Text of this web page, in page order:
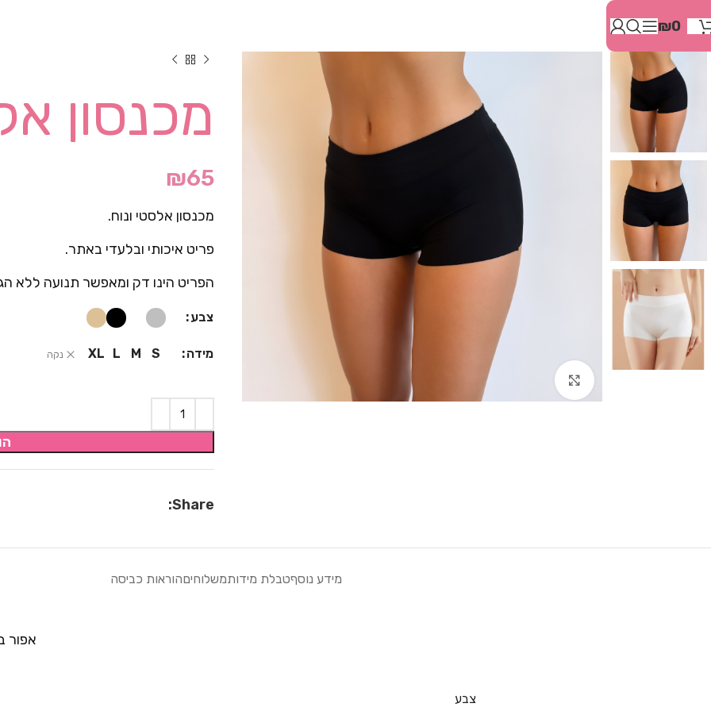
זֶה
מַעֲרֶכֶת
"המרכז
הישראלי
לְהַנְגָּשָׁת
אָתָרִים".
הַמְּסַיַּעַת
לִנְגִישׁוּת
הָאֲתָר.
לִפְתִיחַת
תַּפְרִיט
הֵנְּגִישׁוּת
ALT+0
₪0
Click to enlarge
מכנסון
₪65
מכנסון אלסטי ונוח.
פריט איכותי ובלעדי באתר.
הפריט הינו דק ומאפשר תנועה ללא
צבע
מידה S
M
L
XL נקה
Share:
מידע נוסףטבלת מידותמשלוחיםהוראות כביסה
צבע
אפור